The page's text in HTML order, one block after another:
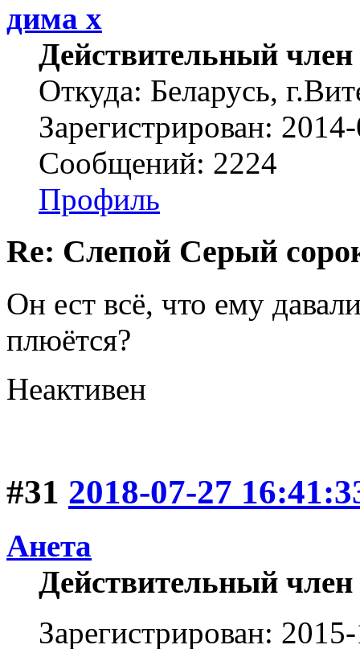
дима х
Действительный член
Откуда: Беларусь,
Зарегистрирован:
Сообщений: 2224
Профиль
Re: Слепой Серый
Он ест всё, что ему
плюётся?
Неактивен
#31 2018-07-27
Анета
Действительный член
Зарегистрирован: